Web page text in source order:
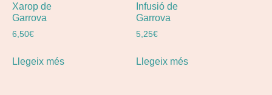
Xarop de
Garrova
6,50€
Llegeix més
Infusió de
Garrova
5,25€
Llegeix més